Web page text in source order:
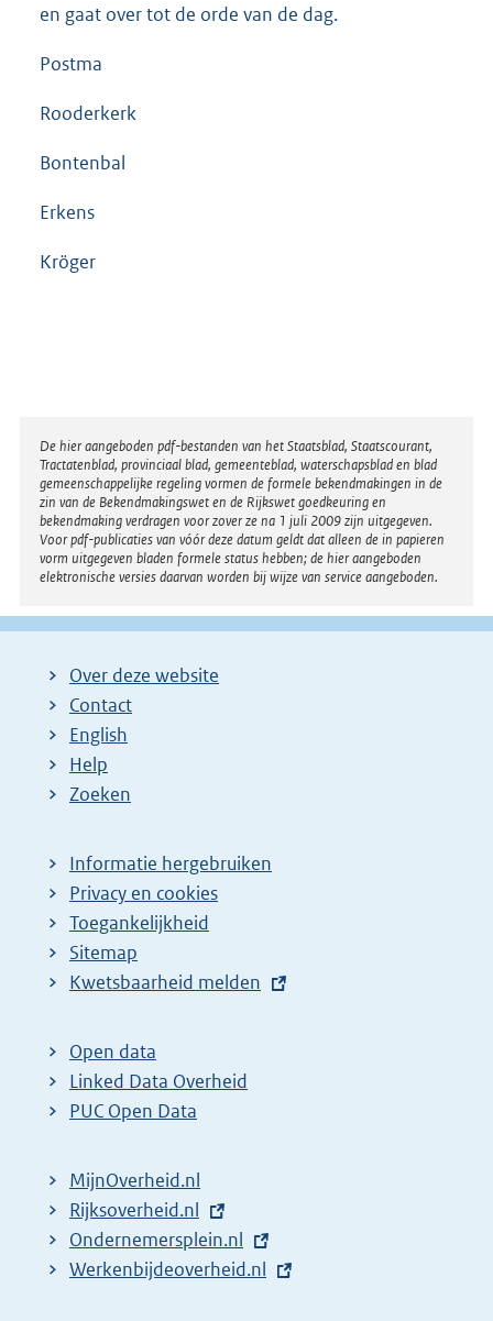
en gaat over tot de orde van de dag.
Postma
Rooderkerk
Bontenbal
Erkens
Kröger
Disclaimer
De hier aangeboden pdf-bestanden van het Staatsblad, Staatscourant,
Tractatenblad, provinciaal blad, gemeenteblad, waterschapsblad en blad
gemeenschappelijke regeling vormen de formele bekendmakingen in de
zin van de Bekendmakingswet en de Rijkswet goedkeuring en
bekendmaking verdragen voor zover ze na 1 juli 2009 zijn uitgegeven.
Voor pdf-publicaties van vóór deze datum geldt dat alleen de in papieren
vorm uitgegeven bladen formele status hebben; de hier aangeboden
elektronische versies daarvan worden bij wijze van service aangeboden.
Over deze website
Contact
English
Help
Zoeken
Informatie hergebruiken
Privacy en cookies
Toegankelijkheid
Sitemap
E
t
e
r
l
i
n
k
Kwetsbaarheid melden
Open data
Linked Data Overheid
PUC Open Data
MijnOverheid.nl
E
x
t
Rijksoverheid.nl
E
x
Ondernemersplein.nl
E
Werkenbijdeoverheid.nl